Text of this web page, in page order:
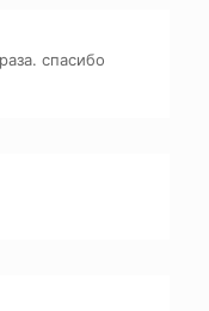
спасибо